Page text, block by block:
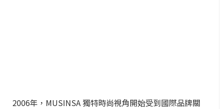
2006年，MUSINSA 獨特時尚視角開始受到國際品牌關